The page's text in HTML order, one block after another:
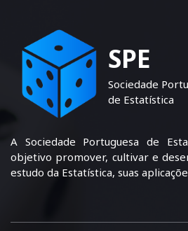
SPE
Sociedade
de Estatística
A Sociedade Portuguesa de
objetivo promover, cultivar e
estudo da Estatística, suas